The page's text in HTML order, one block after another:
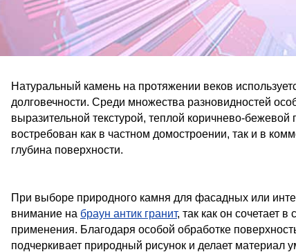
Натуральный камень на протяжении веков
долговечности. Среди множества разновидностей
выразительной текстурой, теплой коричнево-
востребован как в частном домостроении, так и в
глубина поверхности.
При выборе природного камня для фасадных или
внимание на браун антик гранит, так как он сочетает
применения. Благодаря особой обработке
подчеркивает природный рисунок и делает материал